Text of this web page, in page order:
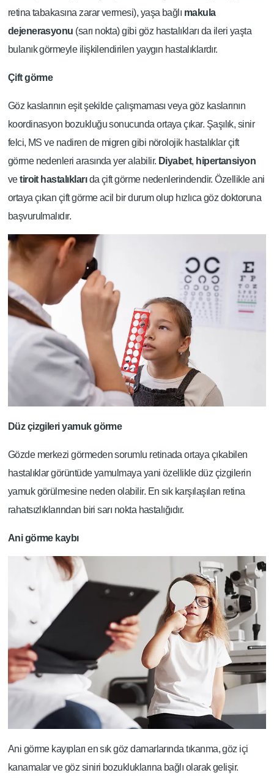
retina tabakasına zarar vermesi), yaşa bağlı makula
dejenerasyonu (sarı nokta) gibi göz hastalıkları da ileri yaşta
bulanık görmeyle ilişkilendirilen yaygın hastalıklardır.
Çift görme
Göz kaslarının eşit şekilde çalışmaması veya göz kaslarının
koordinasyon bozukluğu sonucunda ortaya çıkar. Şaşılık, sinir
felci, MS ve nadiren de migren gibi nörolojik hastalıklar çift
görme nedenleri arasında yer alabilir. Diyabet, hipertansiyon
vetiroit hastalıklarıda çift görme nedenlerindendir. Özellikle ani
ortaya çıkan çift görme acil bir durum olup hızlıca göz doktoruna
başvurulmalıdır.
Düz çizgileri yamuk görme
Gözde merkezi görmeden sorumlu retinada ortaya çıkabilen
hastalıklar görüntüde yamulmaya yani özellikle düz çizgilerin
yamuk görülmesine neden olabilir. En sık karşılaşılan retina
rahatsızlıklarından biri sarı nokta hastalığıdır.
Ani görme kaybı
Ani görme kayıpları en sık göz damarlarında tıkanma, göz içi
kanamalar ve göz siniri bozukluklarına bağlı olarak gelişir.